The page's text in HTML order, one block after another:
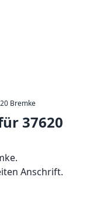
Bremke
37620
Anschrift.